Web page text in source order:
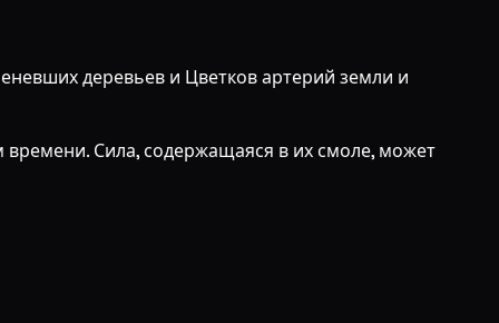
деревьев и Цветков артерий земли и
Сила, содержащаяся в их смоле, может